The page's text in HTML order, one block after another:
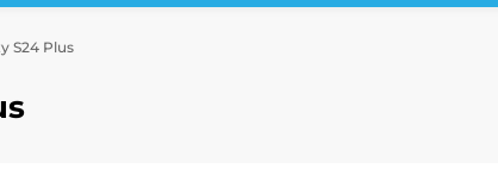
S24 Plus